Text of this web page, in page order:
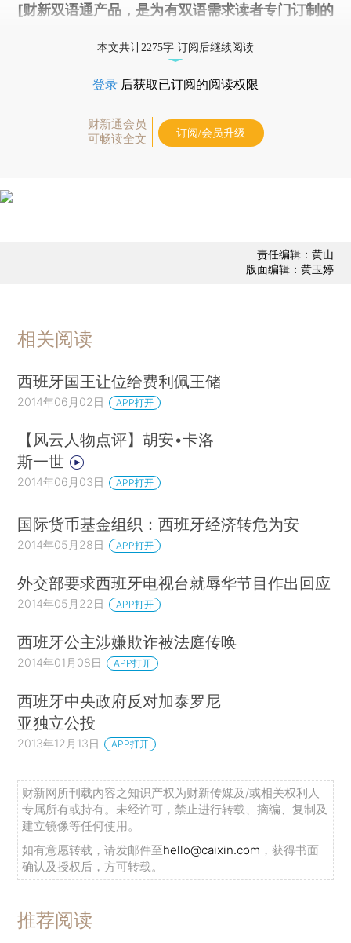
[财新双语通产品，是为有双语需求读者专门订制的
本文共计2275字 订阅后继续阅读
登录 后获取已订阅的阅读权限
财新通会员
可畅读全文
订阅/会员升级
责任编辑：黄山
版面编辑：黄玉婷
相关阅读
西班牙国王让位给费利佩王储
2014年06月02日 APP打开
【风云人物点评】胡安•卡洛
斯一世
2014年06月03日 APP打开
国际货币基金组织：西班牙经济转危为安
2014年05月28日 APP打开
外交部要求西班牙电视台就辱华节目作出回应
2014年05月22日 APP打开
西班牙公主涉嫌欺诈被法庭传唤
2014年01月08日 APP打开
西班牙中央政府反对加泰罗尼
亚独立公投
2013年12月13日 APP打开
财新网所刊载内容之知识产权为财新传媒及/或相关权利人
专属所有或持有。未经许可，禁止进行转载、摘编、复制及
建立镜像等任何使用。
如有意愿转载，请发邮件至hello@caixin.com ，获得书面
确认及授权后，方可转载。
推荐阅读